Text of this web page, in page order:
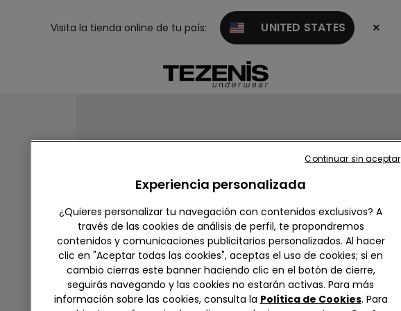
Visita la tienda online de tu país: UNITED STATES ×
Experiencia personalizada
¿Quieres personalizar tu navegación con contenidos exclusivos? A
través de las cookies de análisis de perfil, te propondremos
contenidos y comunicaciones publicitarios personalizados. Al hacer
clic en "Aceptar todas las cookies", aceptas el uso de cookies; si en
cambio cierras este banner haciendo clic en el botón de cierre,
seguirás navegando y las cookies no estarán activas. Para más
información sobre las cookies, consulta la Política de Cookies. Para
Continuar sin aceptar